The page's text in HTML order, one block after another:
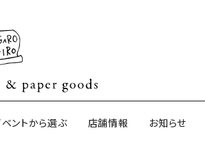
ベントから選ぶ 店舗情報 お知らせ